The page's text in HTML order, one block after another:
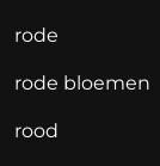
rode
rode bloemen
rood